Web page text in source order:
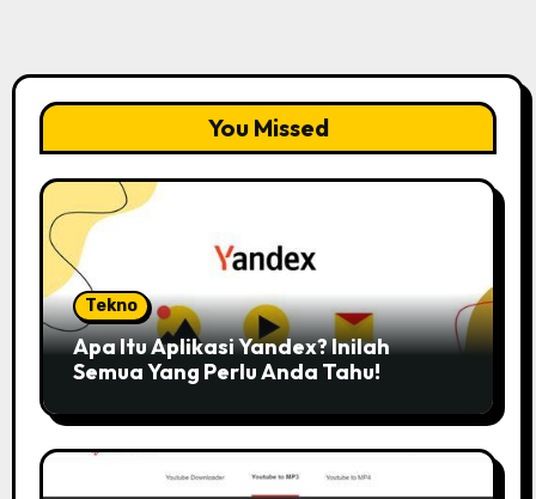
You Missed
Tekno
Apa Itu Aplikasi Yandex? Inilah
Semua Yang Perlu Anda Tahu!